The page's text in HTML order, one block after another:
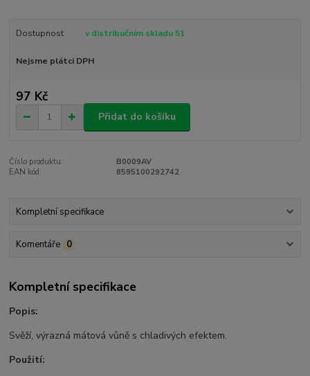
Dostupnost v distribučním skladu 51
Nejsme plátci DPH
97 Kč
Přidat do košíku
Číslo produktu:
B0009AV
EAN kód:
8595100292742
Kompletní specifikace
Komentáře 0
Kompletní specifikace
Popis:
Svěží, výrazná mátová vůně s chladivých efektem.
Použití: